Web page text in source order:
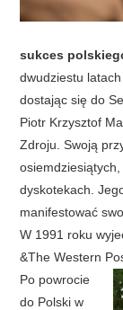
sukces
dwudziestu
dostając się do
Piotr Krzysztof
Zdroju. Swoją
dyskotekach.
manifestować
W 1991 roku
&The Western
Po powrocie
do Polski w